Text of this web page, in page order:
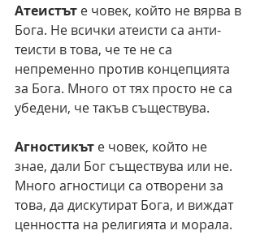
Атеистът е човек, който не вярва в
Бога. Не всички атеисти са анти-
теисти в това, че те не са
непременно против концепцията
за Бога. Много от тях просто не са
убедени, че такъв съществува.
Агностикът е човек, който не
знае, дали Бог съществува или не.
Много агностици са отворени за
това, да дискутират Бога, и виждат
ценността на религията и морала.